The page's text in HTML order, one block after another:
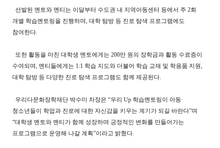
선발된 멘토와 멘티는 이달부터 수도권 내 지역아동센터 등에서 주 2회
개별 학습멘토링을 진행하며, 대학 탐방 등 진로 탐색 프로그램에도
참여한다.
또한 활동을 마친 대학생 멘토에게는 200만 원의 장학금과 활동 수료증이
수여되며, 멘티들에게는 1:1 학습 지도와 더불어 학습 교재 및 학용품 지원,
대학 탐방 등 다양한 진로 탐색 프로그램도 함께 제공된다.
우리다문화장학재단 박수미 차장은 “우리 Up 학습멘토링이 아동·
청소년들이 학업과 진로에 대한 자신감을 키우는 계기가 되길 바란다”며
“대학생 멘토와 멘티가 함께 성장하며 긍정적인 변화를 만들어가는
프로그램으로 운영해 나갈 계획”이라고 밝혔다.